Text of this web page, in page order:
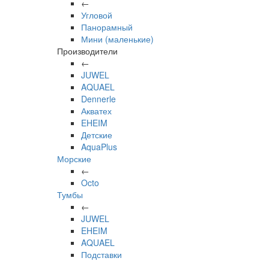
←
Угловой
Панорамный
Мини (маленькие)
Производители
←
JUWEL
AQUAEL
Dennerle
Акватех
EHEIM
Детские
AquaPlus
Морские
←
Octo
Тумбы
←
JUWEL
EHEIM
AQUAEL
Подставки